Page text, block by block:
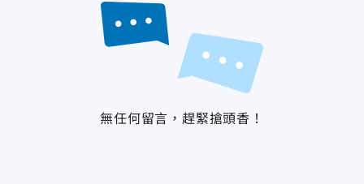
無任何留言，趕緊搶頭香！